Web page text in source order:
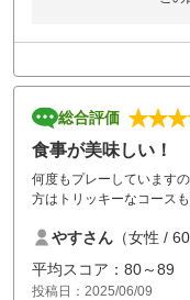
総合評価
食事が美味しい！
何度もプレーしています
方はトリッキーなコース
いてとても美味しかったで
やすさん （女性 / 60
平均スコア：80～89
投稿日：2025/06/09